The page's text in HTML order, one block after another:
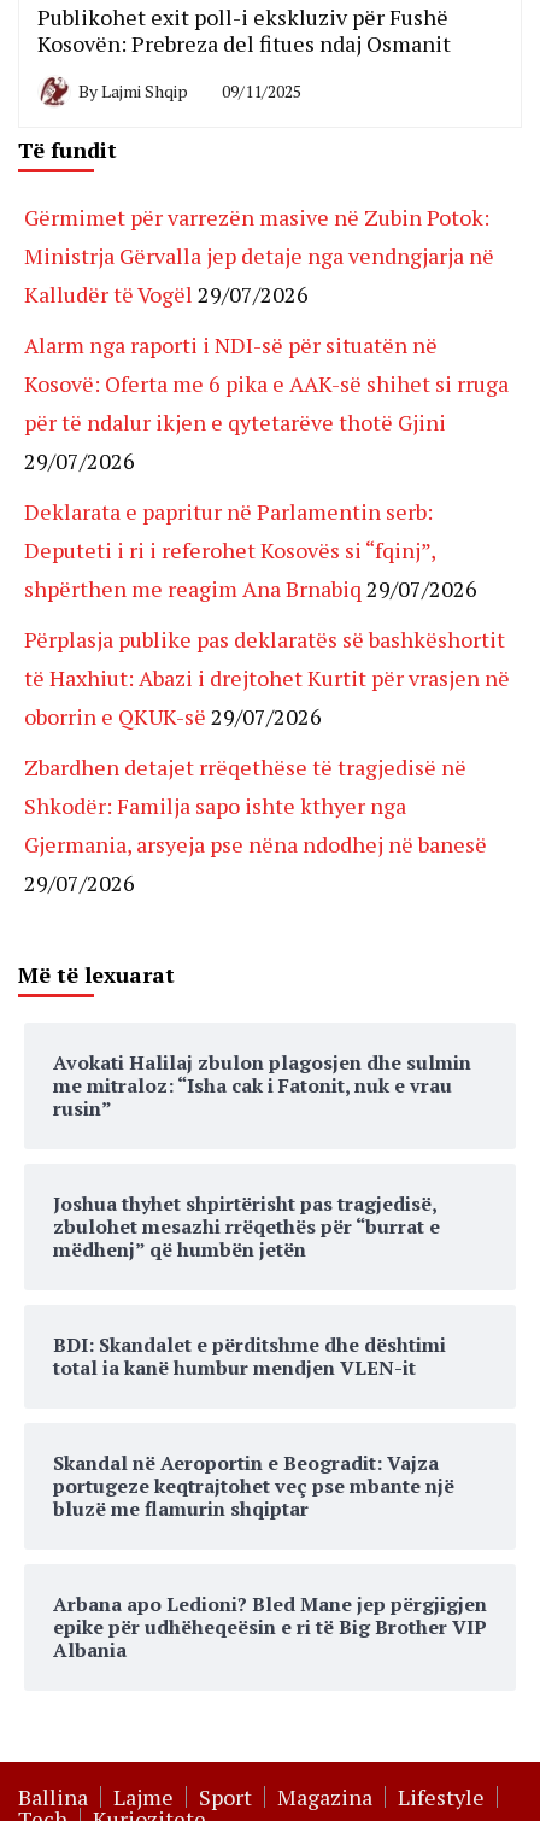
Publikohet exit poll-i ekskluziv për Fushë
Kosovën: Prebreza del fitues ndaj Osmanit
ByLajmi Shqip 09/11/2025
Të fundit
Gërmimet për varrezën masive në Zubin Potok:
Ministrja Gërvalla jep detaje nga vendngjarja në
Kalludër të Vogël 29/07/2026
Alarm nga raporti i NDI-së për situatën në
Kosovë: Oferta me 6 pika e AAK-së shihet si rruga
për të ndalur ikjen e qytetarëve thotë Gjini
29/07/2026
Deklarata e papritur në Parlamentin serb:
Deputeti i ri i referohet Kosovës si “fqinj”,
shpërthen me reagim Ana Brnabiq 29/07/2026
Përplasja publike pas deklaratës së bashkëshortit
të Haxhiut: Abazi i drejtohet Kurtit për vrasjen në
oborrin e QKUK-së 29/07/2026
Zbardhen detajet rrëqethëse të tragjedisë në
Shkodër: Familja sapo ishte kthyer nga
Gjermania, arsyeja pse nëna ndodhej në banesë
29/07/2026
Më të lexuarat
Avokati Halilaj zbulon plagosjen dhe sulmin
me mitraloz: “Isha cak i Fatonit, nuk e vrau
rusin”
Joshua thyhet shpirtërisht pas tragjedisë,
zbulohet mesazhi rrëqethës për “burrat e
mëdhenj” që humbën jetën
BDI: Skandalet e përditshme dhe dështimi
total ia kanë humbur mendjen VLEN-it
Skandal në Aeroportin e Beogradit: Vajza
portugeze keqtrajtohet veç pse mbante një
bluzë me flamurin shqiptar
Arbana apo Ledioni? Bled Mane jep përgjigjen
epike për udhëheqeësin e ri të Big Brother VIP
Albania
Ballina Lajme Sport Magazina Lifestyle